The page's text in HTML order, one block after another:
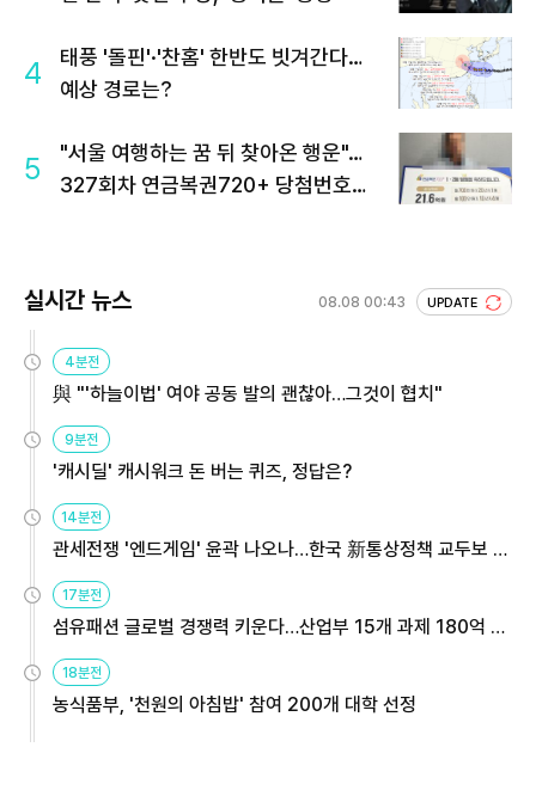
4
태풍 '돌핀'·'찬홈' 한반도 빗겨간다…
예상 경로는?
5
"서울 여행하는 꿈 뒤 찾아온 행운"…
327회차 연금복권720+ 당첨번호조
실시간 뉴스 08.08 00:43 UPDATE
4분전
與 "'하늘이법' 여야 공동 발의 괜찮아…그것이 협치"
9분전
'캐시딜' 캐시워크 돈 버는 퀴즈, 정답은?
14분전
관세전쟁 '엔드게임' 윤곽 나오나…한국 新통상정책 교두보 활
용해야
17분전
섬유패션 글로벌 경쟁력 키운다…산업부 15개 과제 180억 지
원
18분전
농식품부, '천원의 아침밥' 참여 200개 대학 선정